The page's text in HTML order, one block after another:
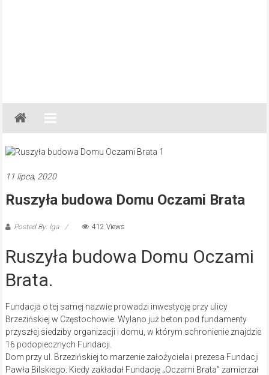
Gazeta
Regionalna
Częstochowa,
Lubliniec,
11 lipca, 2020
Ruszyła budowa Domu Oczami Brata
Posted By: Iga 412 Views
Ruszyła budowa Domu Oczami
Brata.
Fundacja o tej samej nazwie prowadzi inwestycję przy ulicy
Brzezińskiej w Częstochowie. Wylano już beton pod fundamenty
przyszłej siedziby organizacji i domu, w którym schronienie znajdzie
16 podopiecznych Fundacji.
Dom przy ul. Brzezińskiej to marzenie założyciela i prezesa Fundacji
Pawła Bilskiego. Kiedy zakładał Fundację „Oczami Brata” zamierzał